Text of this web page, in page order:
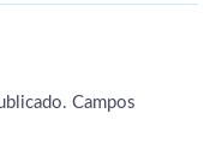
Campos